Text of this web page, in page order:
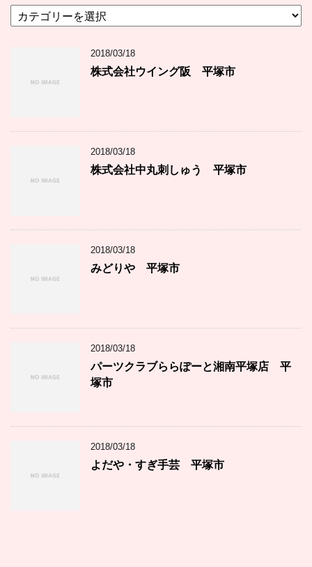
テ
2018/03/18
株式会社ウイング阪 平塚市
2018/03/18
株式会社中丸刺しゅう 平塚市
2018/03/18
みどりや 平塚市
2018/03/18
パーツクラブららぽーと湘南平塚店 平
塚市
2018/03/18
よだや・すぎ手芸 平塚市